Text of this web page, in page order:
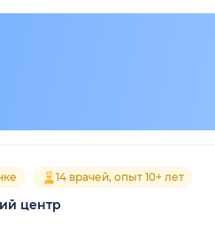
14 врачей, опыт 10+ лет
центр